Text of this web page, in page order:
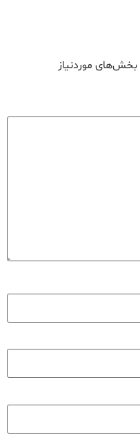
بخش‌های موردنیاز